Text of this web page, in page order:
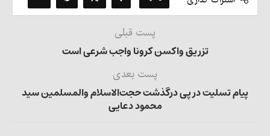
پست قبلی
تزریق واکسن کرونا واجب شرعی است
پست بعدی
پیام تسلیت در پی درگذشت حجت‌الاسلام والمسلمین سید
محمود دعایی